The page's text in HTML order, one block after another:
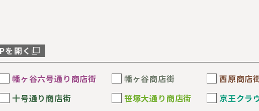
を開く
幡ヶ谷六号通り商店街 幡ヶ谷商店街
西原商店
十号通り商店街 笹塚大通り商店街
京王クラ